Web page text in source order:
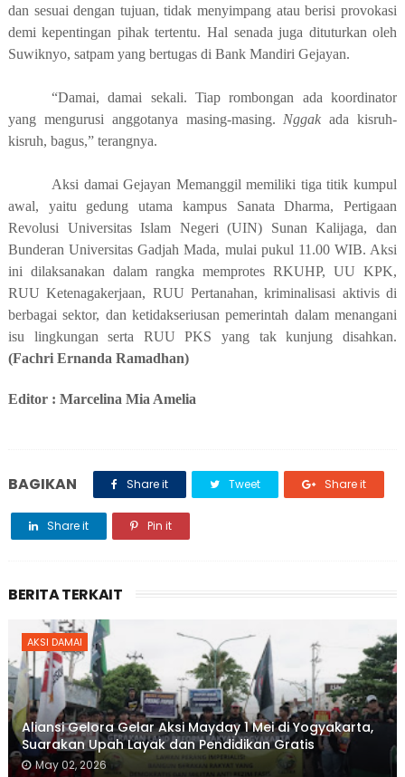
dan sesuai dengan tujuan, tidak menyimpang atau berisi provokasi
demi kepentingan pihak tertentu. Hal senada juga dituturkan oleh
Suwiknyo, satpam yang bertugas di Bank Mandiri Gejayan.
“Damai, damai sekali. Tiap rombongan ada koordinator
yang mengurusi anggotanya masing-masing. Nggak ada kisruh-
kisruh, bagus,” terangnya.
Aksi damai Gejayan Memanggil memiliki tiga titik kumpul
awal, yaitu gedung utama kampus Sanata Dharma, Pertigaan
Revolusi Universitas Islam Negeri (UIN) Sunan Kalijaga, dan
Bunderan Universitas Gadjah Mada, mulai pukul 11.00 WIB. Aksi
ini dilaksanakan dalam rangka memprotes RKUHP, UU KPK,
RUU Ketenagakerjaan, RUU Pertanahan, kriminalisasi aktivis di
berbagai sektor, dan ketidakseriusan pemerintah dalam menangani
isu lingkungan serta RUU PKS yang tak kunjung disahkan.
(Fachri Ernanda Ramadhan)
Editor : Marcelina Mia Amelia
BAGIKAN Share it Tweet Share it
Share it Pin it
BERITA TERKAIT
AKSI DAMAI
Aliansi Gelora Gelar Aksi Mayday 1 Mei di Yogyakarta,
Suarakan Upah Layak dan Pendidikan Gratis
May 02, 2026